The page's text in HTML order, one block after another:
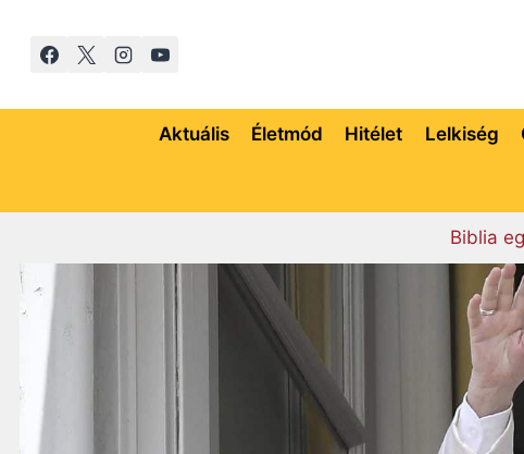
Aktuális Életmód Hitélet Lelkiség
Biblia